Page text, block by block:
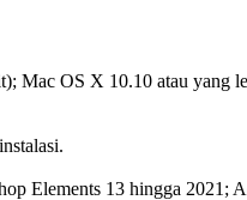
Mac OS X 10.10 atau yang
Elements 13 hingga 2021;